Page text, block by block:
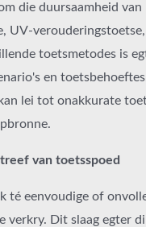
die duursaamheid
UV-verouderingstoetse,
toetsmetodes is
en
lei tot onakkurate
van toetsspoed
té eenvoudige of
verkry. Dit slaag egter